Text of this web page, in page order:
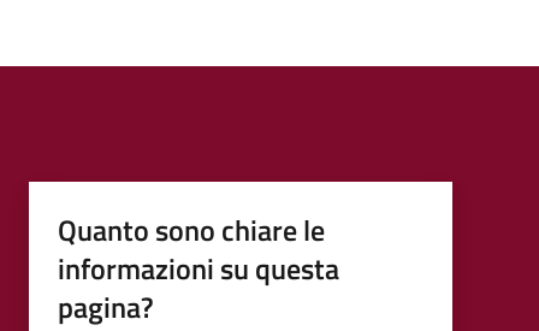
Quanto sono chiare le
informazioni su questa
pagina?